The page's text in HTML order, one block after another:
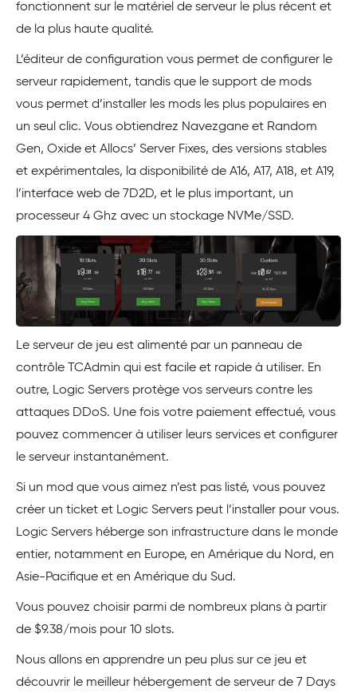
fonctionnent sur le matériel de serveur le plus récent et
de la plus haute qualité.
L’éditeur de configuration vous permet de configurer le
serveur rapidement, tandis que le support de mods
vous permet d’installer les mods les plus populaires en
un seul clic. Vous obtiendrez Navezgane et Random
Gen, Oxide et Allocs’ Server Fixes, des versions stables
et expérimentales, la disponibilité de A16, A17, A18, et A19,
l’interface web de 7D2D, et le plus important, un
processeur 4 Ghz avec un stockage NVMe/SSD.
Le serveur de jeu est alimenté par un panneau de
contrôle TCAdmin qui est facile et rapide à utiliser. En
outre, Logic Servers protège vos serveurs contre les
attaques DDoS. Une fois votre paiement effectué, vous
pouvez commencer à utiliser leurs services et configurer
le serveur instantanément.
Si un mod que vous aimez n’est pas listé, vous pouvez
créer un ticket et Logic Servers peut l’installer pour vous.
Logic Servers héberge son infrastructure dans le monde
entier, notamment en Europe, en Amérique du Nord, en
Asie-Pacifique et en Amérique du Sud.
Vous pouvez choisir parmi de nombreux plans à partir
de $9.38/mois pour 10 slots.
Nous allons en apprendre un peu plus sur ce jeu et
découvrir le meilleur hébergement de serveur de 7 Days